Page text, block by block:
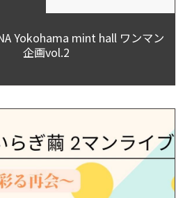
Yokohama mint hall ワンマン
企画vol.2